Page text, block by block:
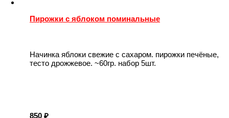
Пирожки с яблоком поминальные
Начинка яблоки свежие с сахаром. пирожки печёные,
тесто дрожжевое. ~60гр. набор 5шт.
850